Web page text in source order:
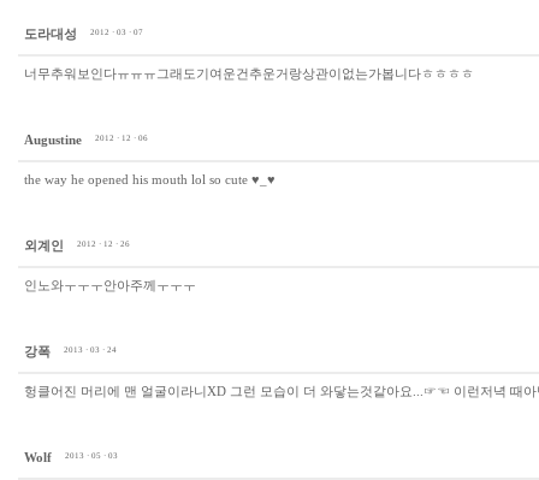
도라대성 2012 · 03 · 07
너무추워보인다ㅠㅠㅠ그래도기여운건추운거랑상관이없는가봅니다ㅎㅎㅎㅎ
Augustine 2012 · 12 · 06
the way he opened his mouth lol so cute ♥_♥
외계인 2012 · 12 · 26
인노와ㅜㅜㅜ안아주께ㅜㅜㅜ
강폭 2013 · 03 · 24
헝클어진 머리에 맨 얼굴이라니XD 그런 모습이 더 와닿는것같아요...☞☜ 이런저녁 때
Wolf 2013 · 05 · 03